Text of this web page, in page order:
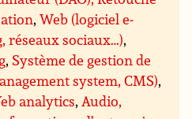
,Web (logiciel e-
réseaux sociaux…),
, Système de gestion de
system, CMS),
analytics, Audio,